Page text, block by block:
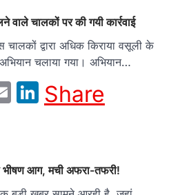
वाले चालकों पर की गयी कार्रवाई
द्वारा अधिक किराया वसूली के
चलाया गया। अभियान…
EmailLinkedIn
Share
आग, मची अफरा-तफरी!